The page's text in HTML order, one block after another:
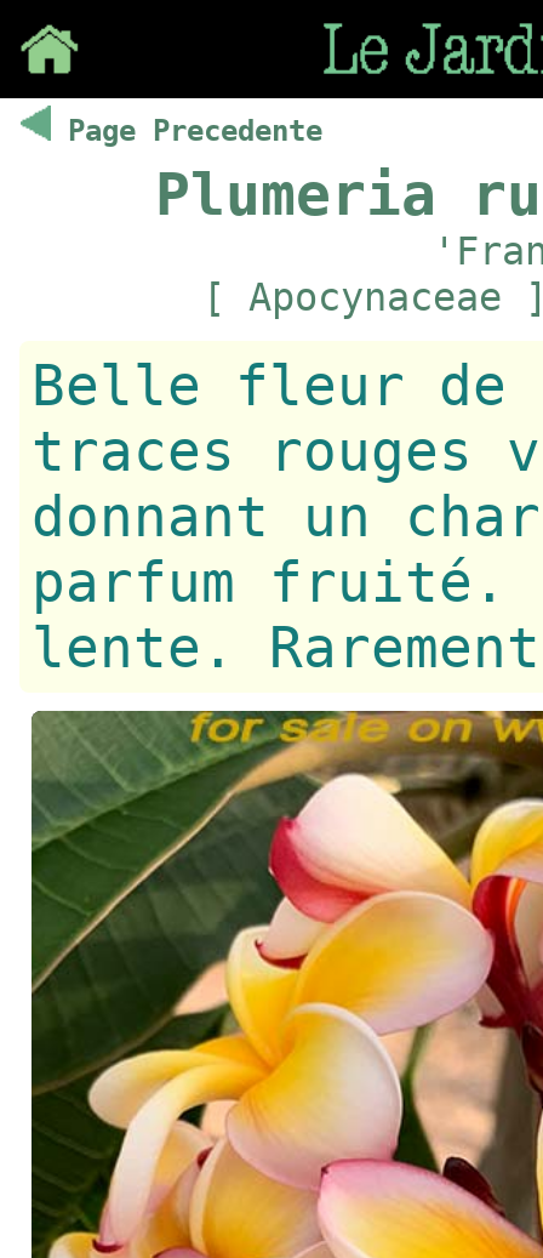
Page Precedente
Plumeria
[
Belle fleur de
traces rouges
donnant un
parfum fruité.
lente.